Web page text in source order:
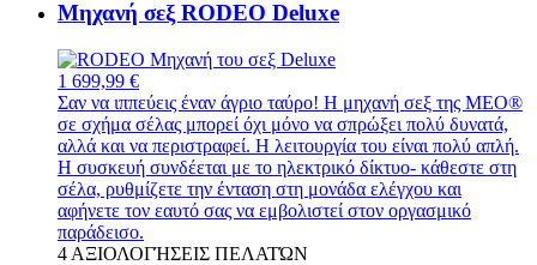
Μηχανή σεξ RODEO Deluxe
1 699,99 €
Σαν να ιππεύεις έναν άγριο ταύρο! Η μηχανή σεξ της MEO®
σε σχήμα σέλας μπορεί όχι μόνο να σπρώξει πολύ δυνατά,
αλλά και να περιστραφεί. Η λειτουργία του είναι πολύ απλή.
Η συσκευή συνδέεται με το ηλεκτρικό δίκτυο- κάθεστε στη
σέλα, ρυθμίζετε την ένταση στη μονάδα ελέγχου και
αφήνετε τον εαυτό σας να εμβολιστεί στον οργασμικό
παράδεισο.
4 ΑΞΙΟΛΟΓΉΣΕΙΣ ΠΕΛΑΤΏΝ